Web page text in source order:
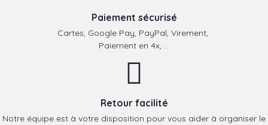
Paiement sécurisé
Cartes, Google Pay, PayPal, Virement,
Paiement en 4x, ...
Retour facilité
Notre équipe est à votre disposition pour vous aider à organiser le